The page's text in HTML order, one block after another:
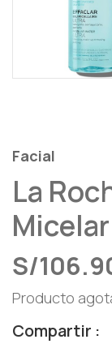
Facial
La
S/
Producto
Compartir